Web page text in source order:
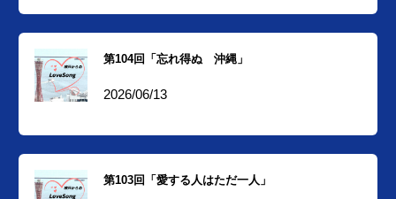
第104回「忘れ得ぬ 沖縄」
2026/06/13
第103回「愛する人はただ一人」